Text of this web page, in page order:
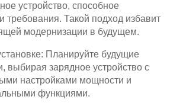
устройство, способное
требования. Такой подход избавит
модернизации в будущем.
Планируйте будущие
выбирая зарядное устройство с
настройками мощности и
функциями.